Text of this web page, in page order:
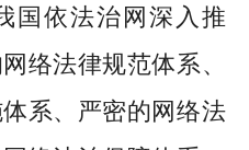
国依法治网深入推
络法律规范体系、
系、严密的网络法